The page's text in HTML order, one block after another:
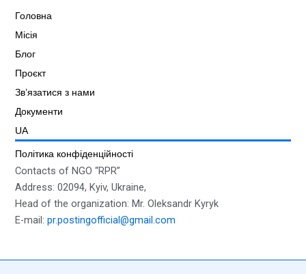
Головна
Місія
Блог
Проєкт
Зв’язатися з нами
Документи
UA
Політика конфіденційності
Contacts of NGO “RPR”
Address: 02094, Kyiv, Ukraine,
Head of the organization: Mr. Oleksandr Kyryk
E-mail:pr.postingofficial@gmail.com